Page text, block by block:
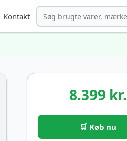
Kontakt Søg
8.399 kr.
🛒 Køb nu